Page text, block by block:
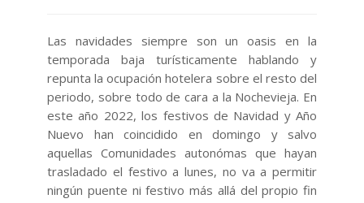
Las navidades siempre son un oasis en la
temporada baja turísticamente hablando y
repunta la ocupación hotelera sobre el resto del
periodo, sobre todo de cara a la Nochevieja. En
este año 2022, los festivos de Navidad y Año
Nuevo han coincidido en domingo y salvo
aquellas Comunidades autonómas que hayan
trasladado el festivo a lunes, no va a permitir
ningún puente ni festivo más allá del propio fin